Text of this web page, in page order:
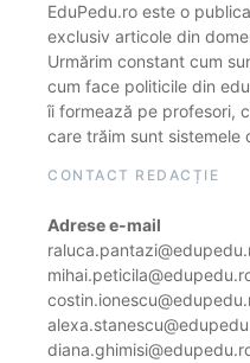
EduPedu.ro este o
exclusiv articole din
Urmărim constant cum
cum face politicile din
îi formează pe profesori,
care trăim sunt sistemele
CONTACT REDACȚIE
Adrese e-mail